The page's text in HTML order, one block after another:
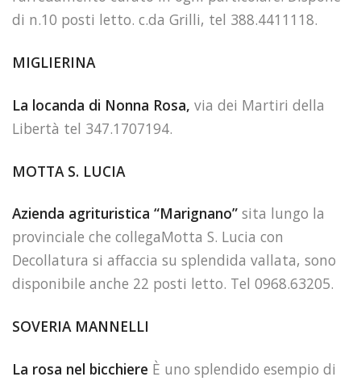
di n.10 posti letto. c.da Grilli, tel 388.4411118.
MIGLIERINA
La locanda di Nonna Rosa, via dei Martiri della
Libertà tel 347.1707194.
MOTTA S. LUCIA
Azienda agrituristica “Marignano” sita lungo la
provinciale che collegaMotta S. Lucia con
Decollatura si affaccia su splendida vallata, sono
disponibile anche 22 posti letto. Tel 0968.63205.
SOVERIA MANNELLI
La rosa nel bicchiere È uno splendido esempio di